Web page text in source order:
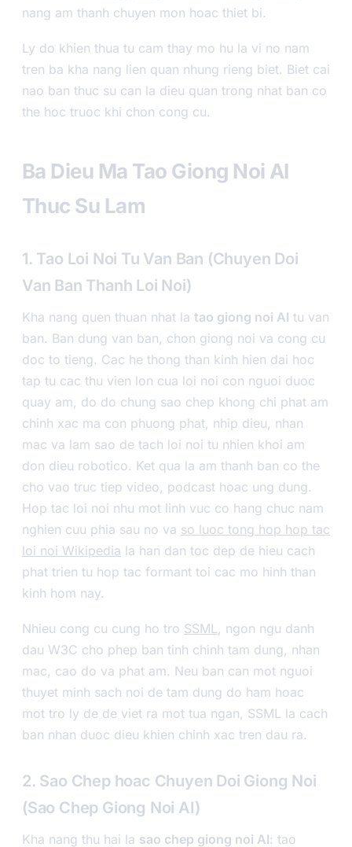
nang am thanh chuyen mon hoac thiet bi.
Ly do khien thua tu cam thay mo hu la vi no nam
tren ba kha nang lien quan nhung rieng biet. Biet cai
nao ban thuc su can la dieu quan trong nhat ban co
the hoc truoc khi chon cong cu.
Ba Dieu Ma Tao Giong Noi AI
Thuc Su Lam
1. Tao Loi Noi Tu Van Ban (Chuyen Doi
Van Ban Thanh Loi Noi)
Kha nang quen thuan nhat la tao giong noi AI tu van
ban. Ban dung van ban, chon giong noi va cong cu
doc to tieng. Cac he thong than kinh hien dai hoc
tap tu cac thu vien lon cua loi noi con nguoi duoc
quay am, do do chung sao chep khong chi phat am
chinh xac ma con phuong phat, nhip dieu, nhan
mac va lam sao de tach loi noi tu nhien khoi am
don dieu robotico. Ket qua la am thanh ban co the
cho vao truc tiep video, podcast hoac ung dung.
Hop tac loi noi nhu mot linh vuc co hang chuc nam
nghien cuu phia sau no va so luoc tong hop hop tac
loi noi Wikipedia la han dan toc dep de hieu cach
phat trien tu hop tac formant toi cac mo hinh than
kinh hom nay.
Nhieu cong cu cung ho tro SSML, ngon ngu danh
dau W3C cho phep ban tinh chinh tam dung, nhan
mac, cao do va phat am. Neu ban can mot nguoi
thuyet minh sach noi de tam dung do ham hoac
mot tro ly de de viet ra mot tua ngan, SSML la cach
ban nhan duoc dieu khien chinh xac tren dau ra.
2. Sao Chep hoac Chuyen Doi Giong Noi
(Sao Chep Giong Noi AI)
Kha nang thu hai la sao chep giong noi AI: tao